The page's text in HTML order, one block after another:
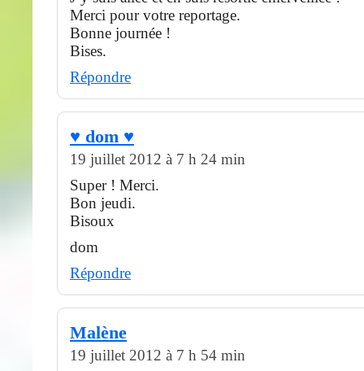
Merci pour votre reportage.
Bonne journée !
Bises.
Répondre
♥ dom ♥
19 juillet 2012 à 7 h 24 min
Super ! Merci.
Bon jeudi.
Bisoux
dom
Répondre
Malène
19 juillet 2012 à 7 h 54 min